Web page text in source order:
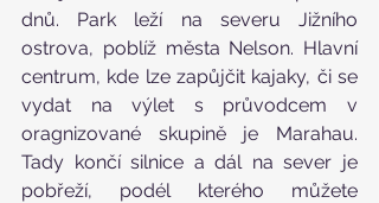
dnů. Park leží na severu Jižního
ostrova, poblíž města Nelson. Hlavní
centrum, kde lze zapůjčit kajaky, či se
vydat na výlet s průvodcem v
oragnizované skupině je Marahau.
Tady končí silnice a dál na sever je
pobřeží, podél kterého můžete